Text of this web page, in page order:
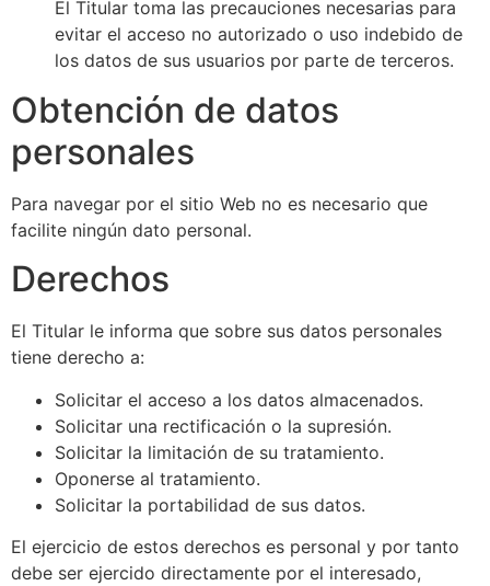
El Titular toma las precauciones necesarias para
evitar el acceso no autorizado o uso indebido de
los datos de sus usuarios por parte de terceros.
Obtención de datos
personales
Para navegar por el sitio Web no es necesario que
facilite ningún dato personal.
Derechos
El Titular le informa que sobre sus datos personales
tiene derecho a:
Solicitar el acceso a los datos almacenados.
Solicitar una rectificación o la supresión.
Solicitar la limitación de su tratamiento.
Oponerse al tratamiento.
Solicitar la portabilidad de sus datos.
El ejercicio de estos derechos es personal y por tanto
debe ser ejercido directamente por el interesado,